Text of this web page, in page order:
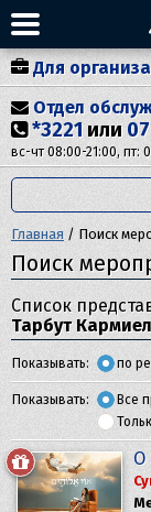
Для
Отдел
*3221 или
вс-чт 08:00-21:00, пт:
Главная / Поиск
Поиск
Список
Тарбут
Показывать: по
Показывать:
Все
О